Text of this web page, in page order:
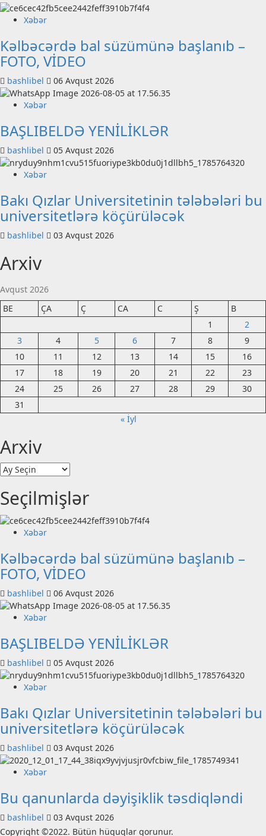
Xəbər
Kəlbəcərdə bal süzümünə başlanıb –
FOTO, VİDEO
bashlibel 06 Avqust 2026
Xəbər
BAŞLIBELDƏ YENİLİKLƏR
bashlibel 05 Avqust 2026
Xəbər
Bakı Qızlar Universitetinin tələbələri bu
universitetlərə köçürüləcək
bashlibel 03 Avqust 2026
Arxiv
Avqust 2026
BE
ÇA Ç CA C Ş
B
1
2
3
4 5 6 7 8
9
10
11 12 13 14 15
16
17
18 19 20 21 22
23
24
25 26 27 28 29
30
31
« İyl
Arxiv
Arxiv
Seçilmişlər
Xəbər
Kəlbəcərdə bal süzümünə başlanıb –
FOTO, VİDEO
bashlibel 06 Avqust 2026
Xəbər
BAŞLIBELDƏ YENİLİKLƏR
bashlibel 05 Avqust 2026
Xəbər
Bakı Qızlar Universitetinin tələbələri bu
universitetlərə köçürüləcək
bashlibel 03 Avqust 2026
Xəbər
Bu qanunlarda dəyişiklik təsdiqləndi
bashlibel
03 Avqust 2026
Copyright ©2022. Bütün hüquqlar qorunur.